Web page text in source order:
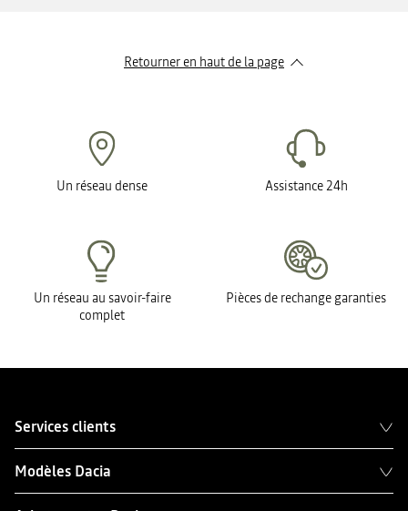
Retourner en haut de la page
Un réseau dense Assistance 24h
Un réseau au savoir-faire
complet
Pièces de rechange garanties
Services clients
Modèles Dacia